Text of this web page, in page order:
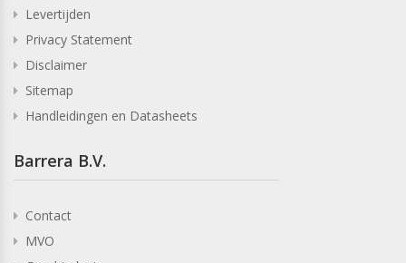
Levertijden
Privacy Statement
Disclaimer
Sitemap
Handleidingen en Datasheets
Barrera B.V.
Contact
MVO